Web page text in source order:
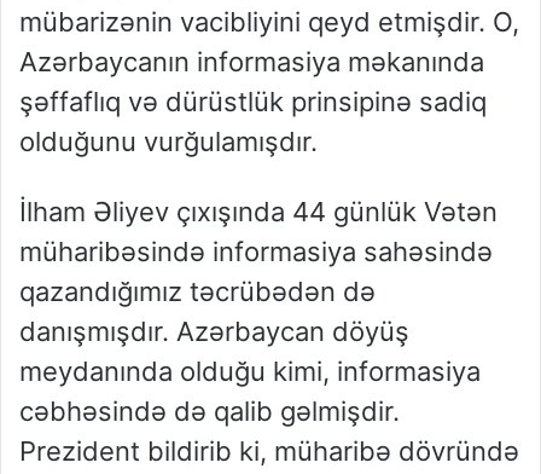
mübarizənin vacibliyini qeyd etmişdir. O,
Azərbaycanın informasiya məkanında
şəffaflıq və dürüstlük prinsipinə sadiq
olduğunu vurğulamışdır.
İlham Əliyev çıxışında 44 günlük Vətən
müharibəsində informasiya sahəsində
qazandığımız təcrübədən də
danışmışdır. Azərbaycan döyüş
meydanında olduğu kimi, informasiya
cəbhəsində də qalib gəlmişdir.
Prezident bildirib ki, müharibə dövründə